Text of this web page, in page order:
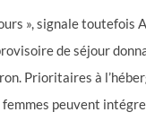
», signale
de séjour
Prioritaires à
peuvent